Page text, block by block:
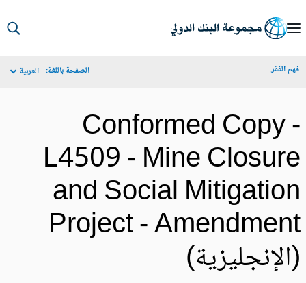
الفقر الصفحة باللغة: العربية
Conformed Copy
L4509 - Mine
and Social
Project -